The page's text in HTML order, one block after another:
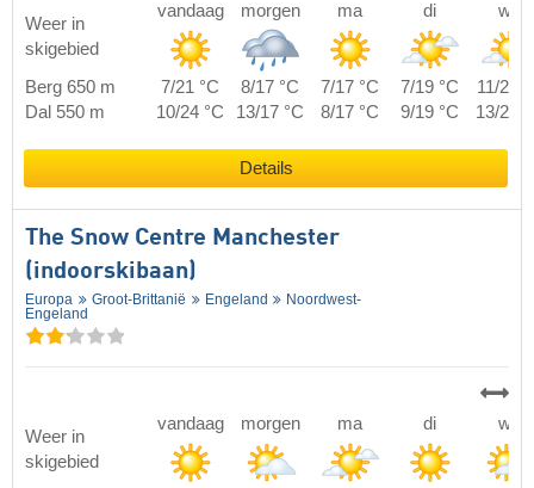
Weer in
skigebied
vandaag morgen ma di wo
Berg 650 m 7/21 °C 8/17 °C 7/17 °C 7/19 °C
11/26
Dal 550 m
10/24 °C 13/17 °C 8/17 °C 9/19 °C 13/28
Details
The Snow Centre Manchester
(indoorskibaan)
Europa Groot-Brittanië Engeland
Noordwest-
Engeland
Weer in
skigebied
vandaag morgen ma di wo